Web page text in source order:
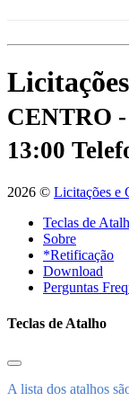
CENTRO
13:00
2026 © Licitações e
Teclas de
Sobre
*Retificação
Download
Perguntas
Teclas de Atalho
A lista dos atalhos